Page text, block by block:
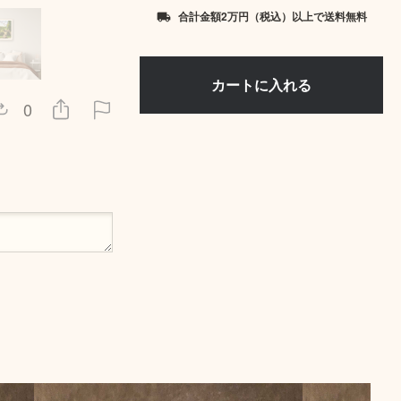
0
local_shipping 合計金額2万円（税込）以上で送料無料